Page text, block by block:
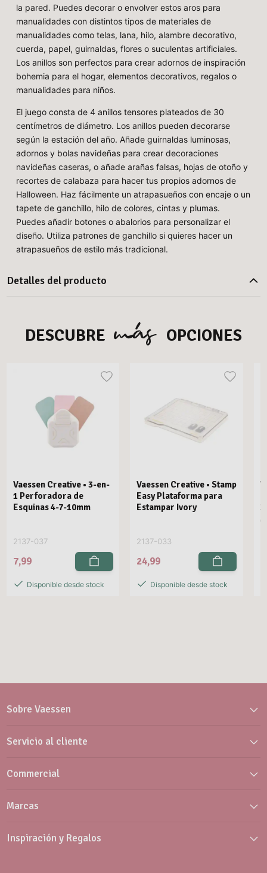
la pared. Puedes decorar o envolver estos aros para
manualidades con distintos tipos de materiales de
manualidades como telas, lana, hilo, alambre decorativo,
cuerda, papel, guirnaldas, flores o suculentas artificiales.
Los anillos son perfectos para crear adornos de inspiración
bohemia para el hogar, elementos decorativos, regalos o
manualidades para niños.
El juego consta de 4 anillos tensores plateados de 30
centímetros de diámetro. Los anillos pueden decorarse
según la estación del año. Añade guirnaldas luminosas,
adornos y bolas navideñas para crear decoraciones
navideñas caseras, o añade arañas falsas, hojas de otoño y
recortes de calabaza para hacer tus propios adornos de
Halloween. Haz fácilmente un atrapasueños con encaje o un
tapete de ganchillo, hilo de colores, cintas y plumas.
Puedes añadir botones o abalorios para personalizar el
diseño. Utiliza patrones de ganchillo si quieres hacer un
atrapasueños de estilo más tradicional.
Detalles del producto
DESCUBRE más OPCIONES
Vaessen Creative • 3-en-
1 Perforadora de
Esquinas 4-7-10mm
2137-037
7,99
Disponible desde stock
Vaessen Creative • Stamp
Easy Plataforma para
Estampar Ivory
2137-033
24,99
Disponible desde stock
Sobre Vaessen
Servicio al cliente
Commercial
Marcas
Inspiración y Regalos